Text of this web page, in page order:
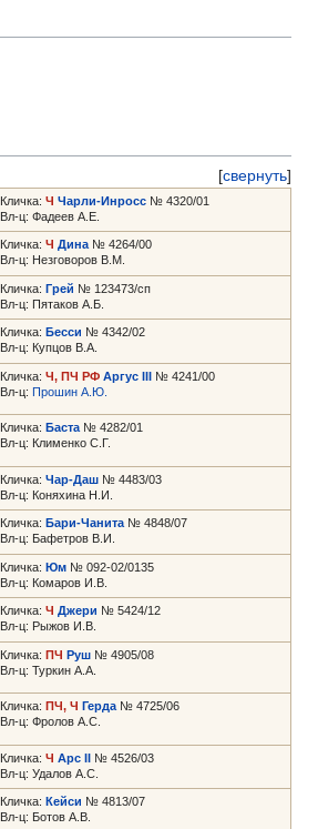
[свернуть]
Кличка: Ч Чарли-Инросс № 4320/01
Вл-ц: Фадеев А.Е.
Кличка: Ч Дина № 4264/00
Вл-ц: Незговоров В.М.
Кличка: Грей № 123473/сп
Вл-ц: Пятаков А.Б.
Кличка: Бесси № 4342/02
Вл-ц: Купцов В.А.
Кличка: Ч, ПЧ РФ Аргус III № 4241/00
Вл-ц: Прошин А.Ю.
Кличка: Баста № 4282/01
Вл-ц: Клименко С.Г.
Кличка: Чар-Даш № 4483/03
Вл-ц: Коняхина Н.И.
Кличка: Бари-Чанита № 4848/07
Вл-ц: Бафетров В.И.
Кличка: Юм № 092-02/0135
Вл-ц: Комаров И.В.
Кличка: Ч Джери № 5424/12
Вл-ц: Рыжов И.В.
Кличка: ПЧ Руш № 4905/08
Вл-ц: Туркин А.А.
Кличка: ПЧ, Ч Герда № 4725/06
Вл-ц: Фролов А.С.
Кличка: Ч Арс II № 4526/03
Вл-ц: Удалов А.С.
Кличка: Кейси № 4813/07
Вл-ц: Ботов А.В.